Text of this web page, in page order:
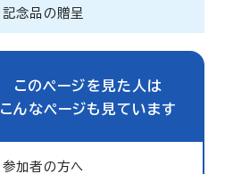
記念品の贈呈
このページを見た人は
こんなページも見ています
参加者の方へ